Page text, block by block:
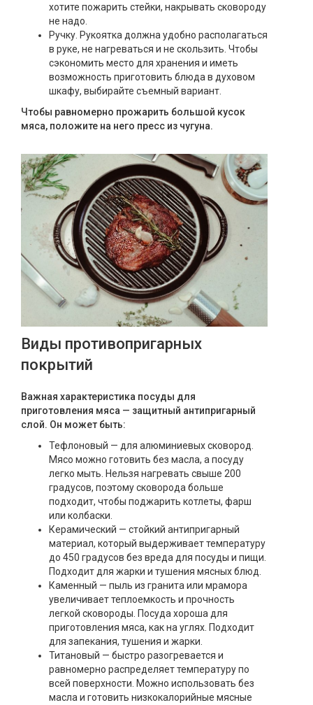
хотите пожарить стейки, накрывать сковороду
не надо.
Ручку. Рукоятка должна удобно располагаться
в руке, не нагреваться и не скользить. Чтобы
сэкономить место для хранения и иметь
возможность приготовить блюда в духовом
шкафу, выбирайте съемный вариант.
Чтобы равномерно прожарить большой кусок
мяса, положите на него пресс из чугуна.
Виды противопригарных
покрытий
Важная характеристика посуды для
приготовления мяса — защитный антипригарный
слой. Он может быть:
Тефлоновый — для алюминиевых сковород.
Мясо можно готовить без масла, а посуду
легко мыть. Нельзя нагревать свыше 200
градусов, поэтому сковорода больше
подходит, чтобы поджарить котлеты, фарш
или колбаски.
Керамический — стойкий антипригарный
материал, который выдерживает температуру
до 450 градусов без вреда для посуды и пищи.
Подходит для жарки и тушения мясных блюд.
Каменный — пыль из гранита или мрамора
увеличивает теплоемкость и прочность
легкой сковороды. Посуда хороша для
приготовления мяса, как на углях. Подходит
для запекания, тушения и жарки.
Титановый — быстро разогревается и
равномерно распределяет температуру по
всей поверхности. Можно использовать без
масла и готовить низкокалорийные мясные